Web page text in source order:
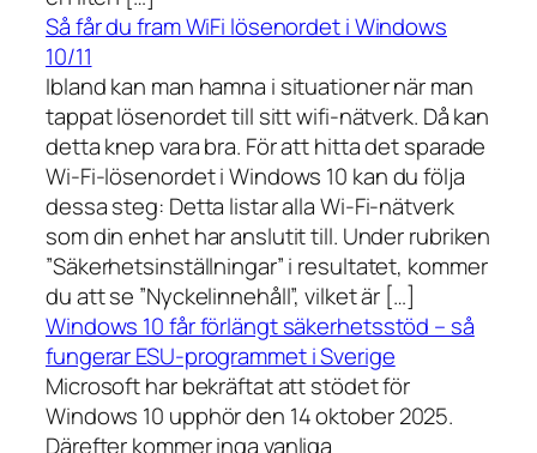
Så får du fram WiFi lösenordet i Windows
10/11
Ibland kan man hamna i situationer när man
tappat lösenordet till sitt wifi-nätverk. Då kan
detta knep vara bra. För att hitta det sparade
Wi-Fi-lösenordet i Windows 10 kan du följa
dessa steg: Detta listar alla Wi-Fi-nätverk
som din enhet har anslutit till. Under rubriken
”Säkerhetsinställningar” i resultatet, kommer
du att se ”Nyckelinnehåll”, vilket är […]
Windows 10 får förlängt säkerhetsstöd – så
fungerar ESU-programmet i Sverige
Microsoft har bekräftat att stödet för
Windows 10 upphör den 14 oktober 2025.
Därefter kommer inga vanliga